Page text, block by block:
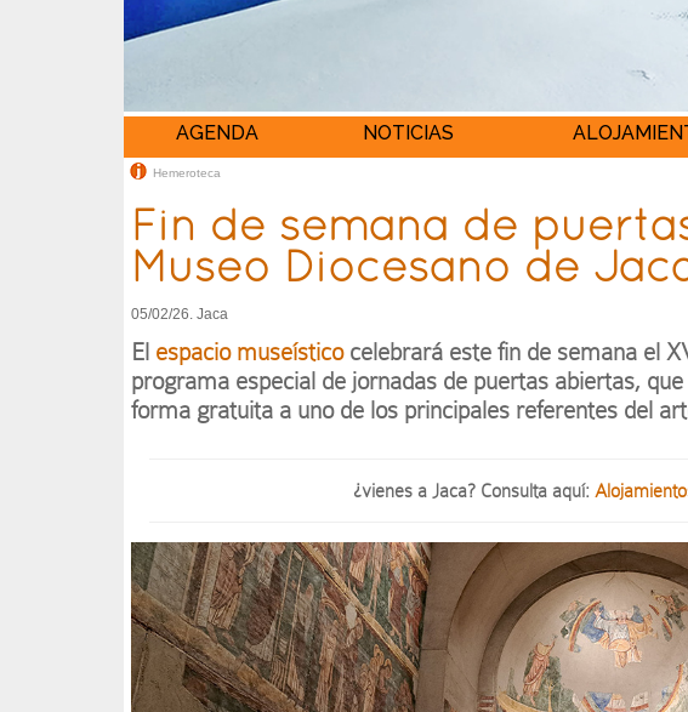
AGENDA NOTICIAS
Hemeroteca
Fin de semana de
Museo Diocesano de
05/02/26. Jaca
El espacio museísticocelebrará este fin de semana el
programa especial de jornadas de puertas abiertas,
forma gratuita a uno de los principales referentes del
¿vienes a Jaca? Consulta aquí: